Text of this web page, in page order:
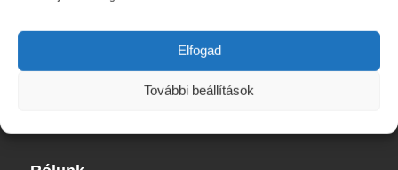
Elfogad
További beállítások